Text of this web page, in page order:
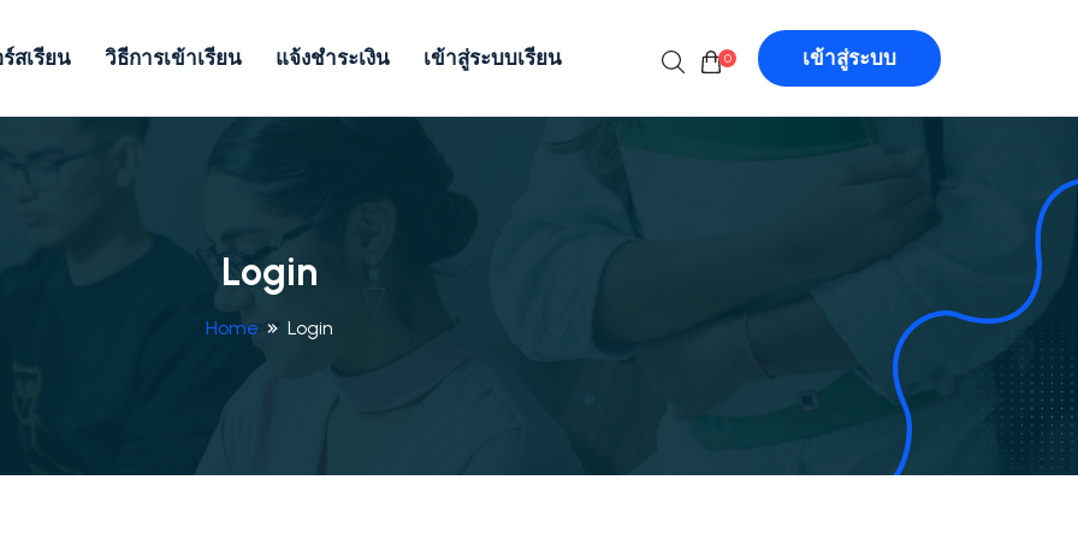
สเรียน วิธีการเข้าเรียน แจ้งชำระเงิน เข้าสู่ระบบเรียน 0 เข้าสู่ระบบ
Login
Home Login